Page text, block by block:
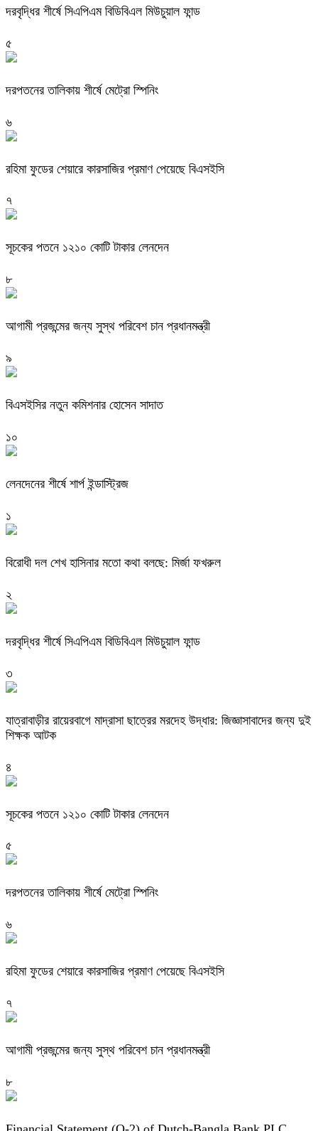
দরবৃদ্ধির শীর্ষে সিএপিএম বিডিবিএল মিউচুয়াল ফান্ড
৫
দরপতনের তালিকায় শীর্ষে মেট্রো স্পিনিং
৬
রহিমা ফুডের শেয়ারে কারসাজির প্রমাণ পেয়েছে বিএসইসি
৭
সূচকের পতনে ১২১০ কোটি টাকার লেনদেন
৮
আগামী প্রজন্মের জন্য সুস্থ পরিবেশ চান প্রধানমন্ত্রী
৯
বিএসইসির নতুন কমিশনার হোসেন সাদাত
১০
লেনদেনের শীর্ষে শার্প ইন্ডাস্ট্রিজ
১
বিরোধী দল শেখ হাসিনার মতো কথা বলছে: মির্জা ফখরুল
২
দরবৃদ্ধির শীর্ষে সিএপিএম বিডিবিএল মিউচুয়াল ফান্ড
৩
যাত্রাবাড়ীর রায়েরবাগে মাদ্রাসা ছাত্রের মরদেহ উদ্ধার: জিজ্ঞাসাবাদের জন্য দুই
শিক্ষক আটক
৪
সূচকের পতনে ১২১০ কোটি টাকার লেনদেন
৫
দরপতনের তালিকায় শীর্ষে মেট্রো স্পিনিং
৬
রহিমা ফুডের শেয়ারে কারসাজির প্রমাণ পেয়েছে বিএসইসি
৭
আগামী প্রজন্মের জন্য সুস্থ পরিবেশ চান প্রধানমন্ত্রী
৮